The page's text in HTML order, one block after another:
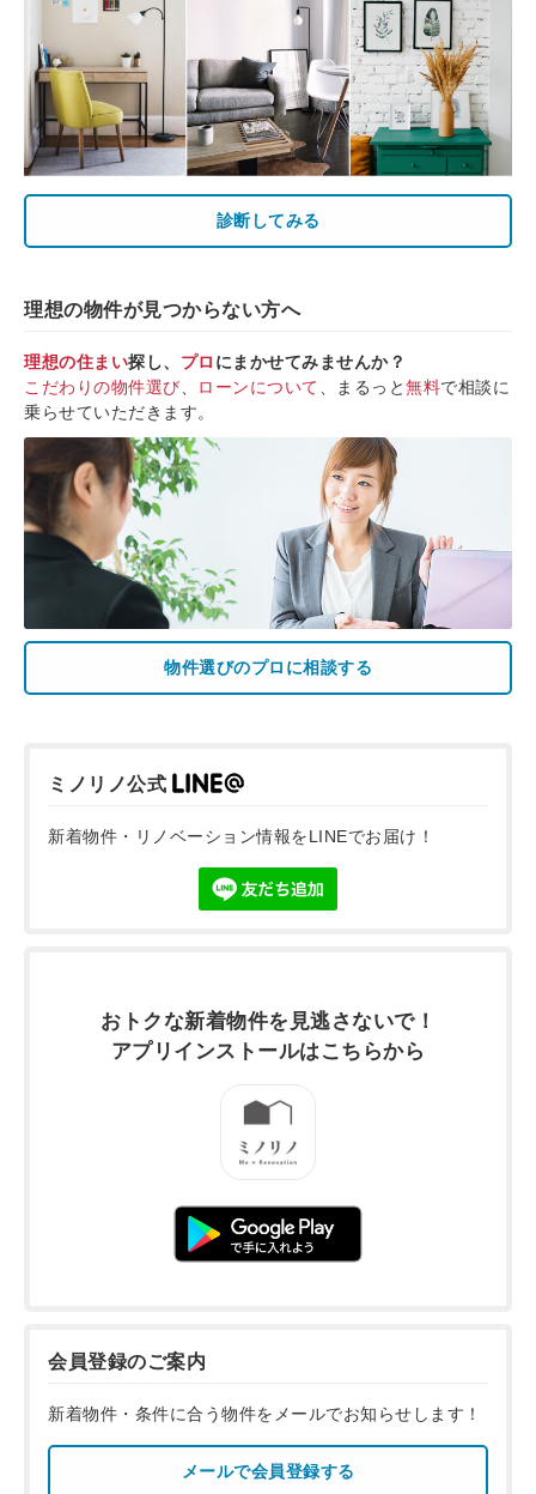
診断してみる
理想の物件が見つからない方へ
理想の住まい探し、 プロ にまかせてみませんか？
こだわりの物件選び
ローンについて 、まるっと無料で相談に
乗らせていただきます。
物件選びのプロに相談する
ミノリノ公式
新着物件・リノベーション情報をLINEでお届け！
おトクな新着物件を 見逃さないで！
アプリインストールはこちらから
会員登録のご案内
新着物件・条件に合う物件をメールでお知らせします！
メールで会員登録する